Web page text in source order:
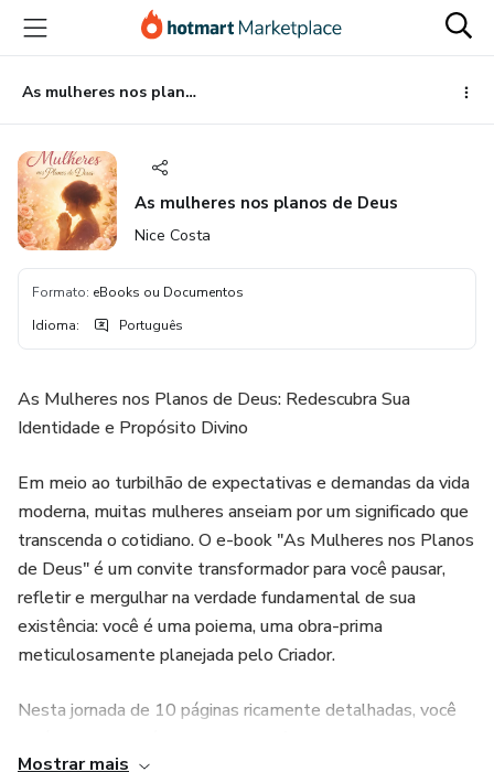
para
conteúdo
principal
para
pagamento
para
rodapé
As mulheres nos planos de Deus
As mulheres nos planos de Deus
Nice Costa
Formato: eBooks ou Documentos
Idioma: Português
As Mulheres nos Planos de Deus: Redescubra Sua
Identidade e Propósito Divino
Em meio ao turbilhão de expectativas e demandas da vida
moderna, muitas mulheres anseiam por um significado que
transcenda o cotidiano. O e-book "As Mulheres nos Planos
de Deus" é um convite transformador para você pausar,
refletir e mergulhar na verdade fundamental de sua
existência: você é uma poiema, uma obra-prima
meticulosamente planejada pelo Criador.
Nesta jornada de 10 páginas ricamente detalhadas, você
Mostrar mais